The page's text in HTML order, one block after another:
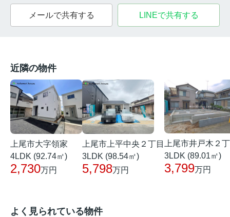
メールで共有する LINEで共有する
近隣の物件
上尾市大字領家
4LDK (92.74㎡)
2,730万円
上尾市上平中央２丁目
3LDK (98.54㎡)
5,798万円
上尾市井戸木２
3LDK (89.01㎡)
3,799万円
よく見られている物件